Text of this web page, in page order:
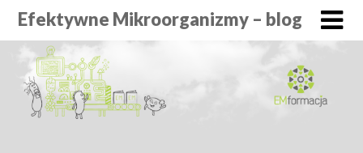
Efektywne Mikroorganizmy – blog